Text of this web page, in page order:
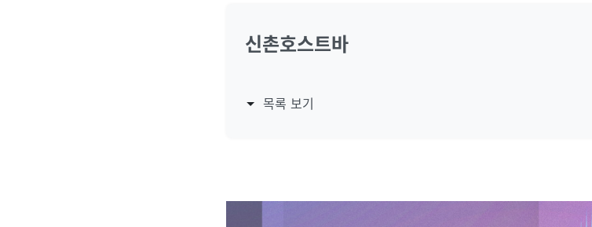
신촌호스트바
목록 보기